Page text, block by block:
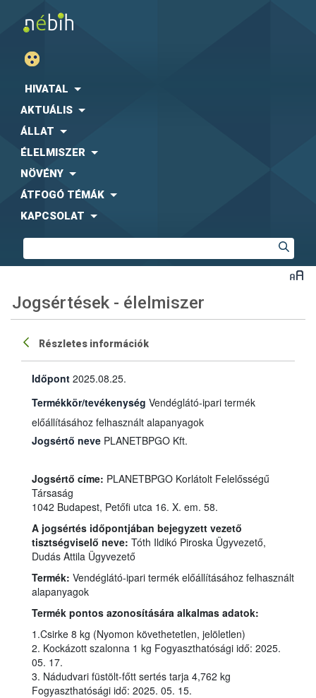
HIVATAL
AKTUÁLIS
ÁLLAT
ÉLELMISZER
NÖVÉNY
ÁTFOGÓ TÉMÁK
KAPCSOLAT
Jogsértések - élelmiszer
Részletes információk
Időpont 2025.08.25.
Termékkör/tevékenység
előállításához felhasznált alapanyagok
Jogsértő neve PLANETBPGO Kft.
Jogsértő címe: PLANETBPGO Korlátolt Felelősségű
Társaság
1042 Budapest, Petőfi utca 16. X. em. 58.
A jogsértés időpontjában bejegyzett vezető
tisztségviselő neve: Tóth Ildikó Piroska Ügyvezető,
Dudás Attila Ügyvezető
Termék: Vendéglátó-ipari termék előállításához felhasznált
alapanyagok
Termék pontos azonosítására alkalmas adatok:
1.Csirke 8 kg (Nyomon követhetetlen, jelöletlen)
2. Kockázott szalonna 1 kg Fogyaszthatósági idő: 2025.
05. 17.
3. Nádudvari füstölt-főtt sertés tarja 4,762 kg
Fogyaszthatósági idő: 2025. 05. 15.